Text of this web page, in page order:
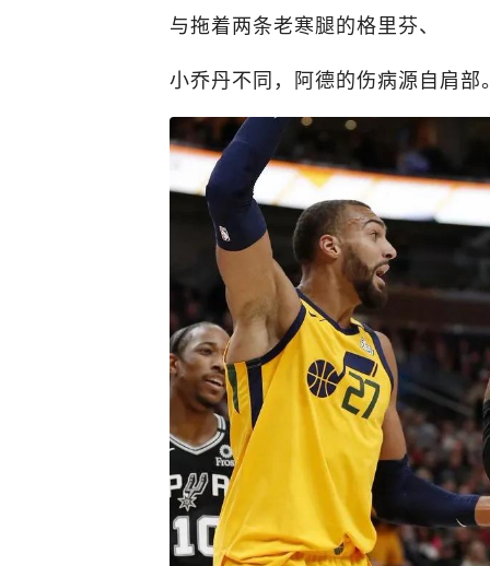
与拖着两条老寒腿的格里芬、
小乔丹不同，阿德的伤病源自肩部